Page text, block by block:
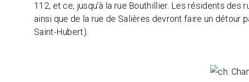
112, et ce, jusqu’à la rue Bouthillier. Les résidents
ainsi que de la rue de Salières devront faire un détour
Saint-Hubert).